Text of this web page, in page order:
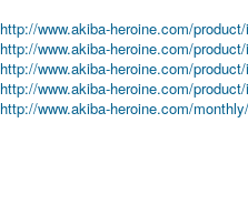
http://www.akiba-heroine.com/
http://www.akiba-heroine.com/
http://www.akiba-heroine.com/
http://www.akiba-heroine.com/
http://www.akiba-heroine.com/